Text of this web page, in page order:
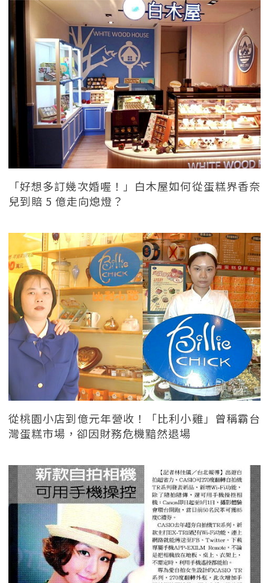
「好想多訂幾次婚喔！」白木屋如何從蛋糕界香奈
兒到賠 5 億走向熄燈？
從桃園小店到億元年營收！「比利小雞」曾稱霸台
灣蛋糕市場，卻因財務危機黯然退場